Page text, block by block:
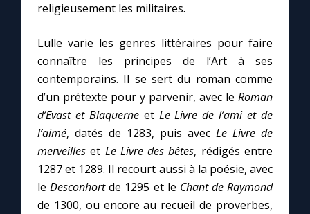
religieusement les militaires.
Lulle varie les genres littéraires pour faire
connaître les principes de l’Art à ses
contemporains. Il se sert du roman comme
d’un prétexte pour y parvenir, avec le Roman
d’Evast et Blaquerneet Le Livre de l’ami et de
l’aimé, datés de 1283, puis avec Le Livre de
merveilles et Le Livre des bêtes, rédigés entre
1287 et 1289. Il recourt aussi à la poésie, avec
leDesconhortde 1295 et le Chant de Raymond
de 1300, ou encore au recueil de proverbes,